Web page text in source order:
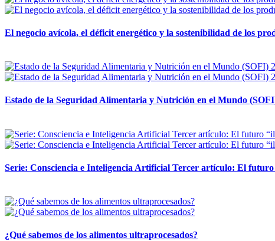
El negocio avícola, el déficit energético y la sostenibilidad de los
Estado de la Seguridad Alimentaria y Nutrición en el Mundo
Serie: Consciencia e Inteligencia Artificial Tercer artículo: El
¿Qué sabemos de los alimentos ultraprocesados?